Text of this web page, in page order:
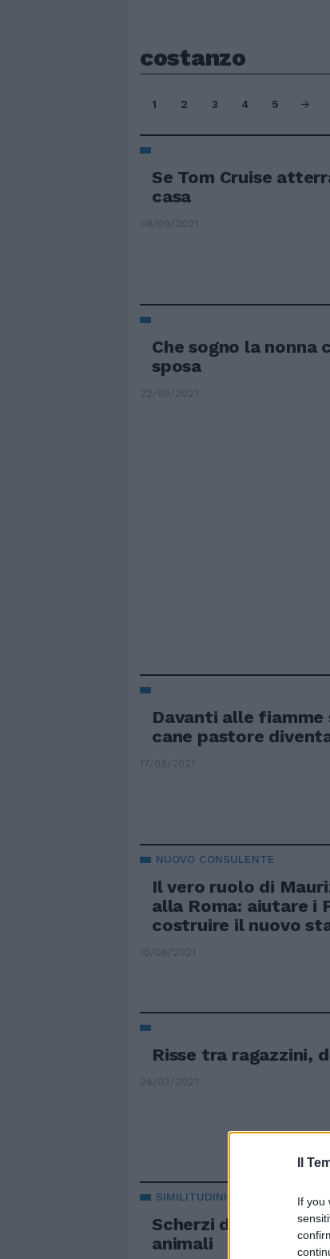
Il
If you
costanzo
1 2 3 4 5
Se Tom Cruise
casa
08/09/2021
Che sogno la nonna
sposa
22/08/2021
Davanti alle fiamme
cane pastore
17/08/2021
NUOVO CONSULENTE
Il vero ruolo di
alla Roma: aiutare i
costruire il nuovo
10/06/2021
Risse tra ragazzini,
24/03/2021
SIMILITUDINI
Scherzi della natura
animali